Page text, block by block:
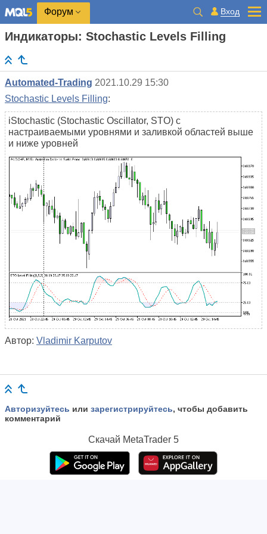
Форум Вход
Индикаторы: Stochastic Levels Filling
Automated-Trading 2021.10.29 15:30
Stochastic Levels Filling:
iStochastic (Stochastic Oscillator, STO) с
настраиваемыми уровнями и заливкой областей выше
и ниже уровней
Автор: Vladimir Karputov
Авторизуйтесь или зарегистрируйтесь, чтобы добавить
комментарий
Скачай MetaTrader 5